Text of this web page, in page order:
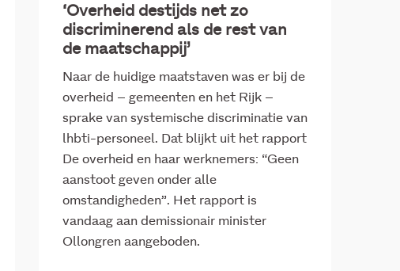
‘Overheid destijds net zo
discriminerend als de rest van
de maatschappij’
Naar de huidige maatstaven was er bij de
overheid – gemeenten en het Rijk –
sprake van systemische discriminatie van
lhbti-personeel. Dat blijkt uit het rapport
De overheid en haar werknemers: “Geen
aanstoot geven onder alle
omstandigheden”. Het rapport is
vandaag aan demissionair minister
Ollongren aangeboden.